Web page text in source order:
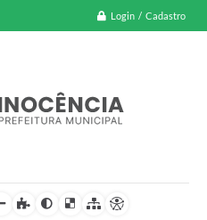
Login / Cadastro